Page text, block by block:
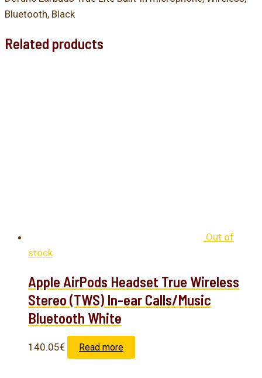
Bluetooth, Black
Related products
Out of
stock
Apple AirPods Headset True Wireless
Stereo (TWS) In-ear Calls/Music
Bluetooth White
140.05€ Read more